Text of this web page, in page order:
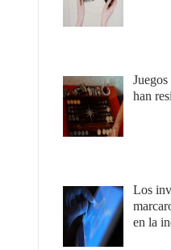
han
Los
en la